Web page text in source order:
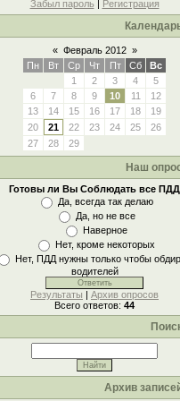
Забыл пароль | Регистрация
« Февраль 2012 »
Пн
Вт Ср Чт Пт Сб
Вс
1
2 3 4
5
6
7 8 9 10 11
12
13
14 15 16 17 18
19
20
21 22 23 24 25
26
27
28 29
Наш
Готовы ли Вы Соблюдать все ПДД
Да, всегда так делаю
Да, но не все
Наверное
Нет, кроме некоторых
Нет, ПДД нужны только чтобы
водителей
Результаты | Архив опросов
Всего ответов: 44
Архив